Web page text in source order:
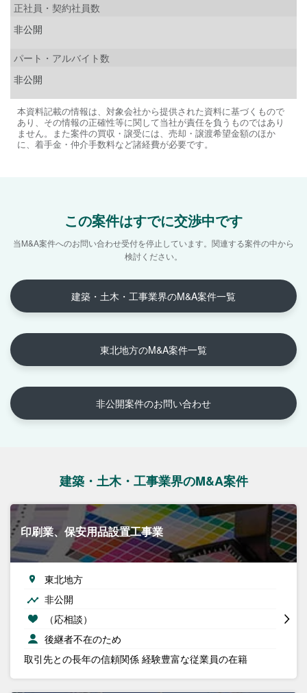
正社員・契約社員数
非公開
パート・アルバイト数
非公開
本資料記載の情報は、対象会社から提供された資料に基づくもので
あり、その情報の正確性等に関して当社が責任を負うものではあり
ません。また案件の買収・譲受には、売却・譲渡希望金額のほか
に、着手金・仲介手数料など諸経費が必要です。
この案件はすでに交渉中です
当M&A案件へのお問い合わせ受付を停止しています。 関連する案件の中から
検討ください。
建築・土木・工事業界のM&A案件一覧
東北地方のM&A案件一覧
非公開案件のお問い合わせ
建築・土木・工事業界のM&A案件
印刷業、保安用品設置工事業
東北地方
非公開
（応相談）
後継者不在のため
取引先との長年の信頼関係 経験豊富な従業員の在籍